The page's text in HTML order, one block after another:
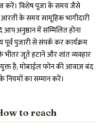
करें। विशेष पूजा के समय जैसे
के समय सामूहिक भागीदारी
आप अनुष्ठान में सम्मिलित होना
पुजारी से संपर्क कर कार्यक्रम
भीतर जूते हटाने और शांत व्यवहार
है; मोबाईल फोन की आवाज़ बंद
नियमों का सम्मान करें।
to reach